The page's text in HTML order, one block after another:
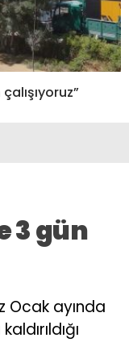
3 gün
Ocak ayında